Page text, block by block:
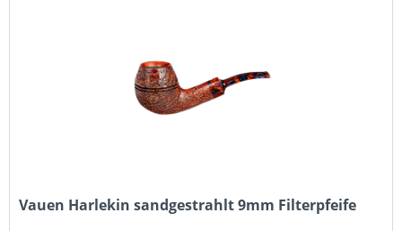
Vauen Harlekin sandgestrahlt 9mm Filterpfeife